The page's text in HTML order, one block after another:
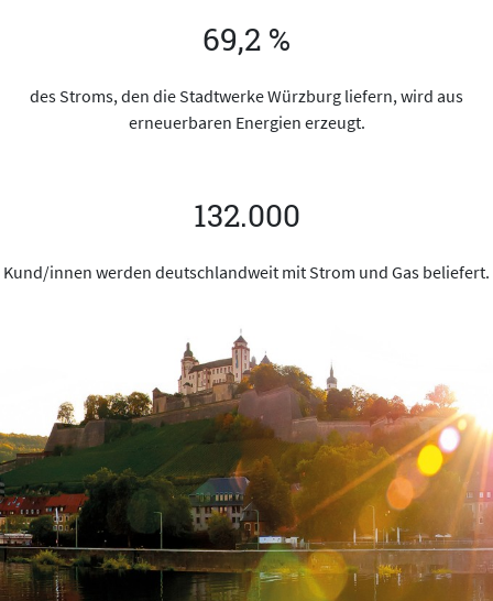
69,2 %
des Stroms, den die Stadtwerke Würzburg liefern, wird aus
erneuerbaren Energien erzeugt.
132.000
Kund/innen werden deutschlandweit mit Strom und Gas beliefert.